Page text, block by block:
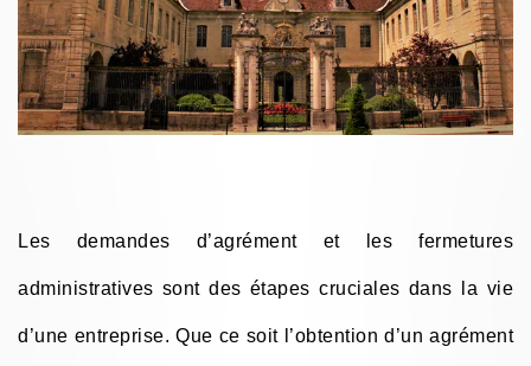
Les demandes d’agrément et les fermetures
administratives sont des étapes cruciales dans la vie
d’une entreprise. Que ce soit l’obtention d’un agrément